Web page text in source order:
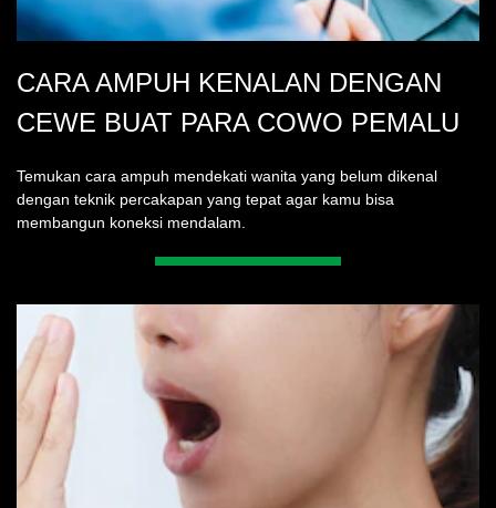
Temukan cara ampuh mendekati wanita yang belum dikenal
dengan teknik percakapan yang tepat agar kamu bisa
membangun koneksi mendalam.
CARA AMPUH KENALAN DENGAN
CEWE BUAT PARA COWO PEMALU